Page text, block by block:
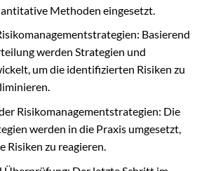
Methoden eingesetzt.
Basierend
werden Strategien und
um die identifizierten Risiken zu
Risikomanagementstrategien: Die
werden in die Praxis umgesetzt,
Risiken zu reagieren.